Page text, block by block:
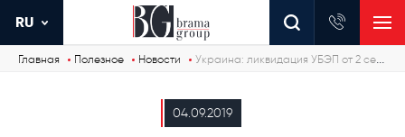
RU
Главная Полезное Новости Украина: ликвидация УБЭП от 2 сентября 2019г. и законопроект о новом Бюро финансовых расследований
04.09.2019